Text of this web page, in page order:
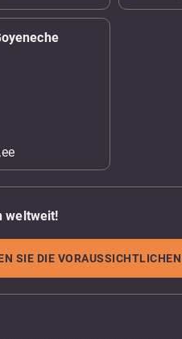
weltweit!
SIE DIE